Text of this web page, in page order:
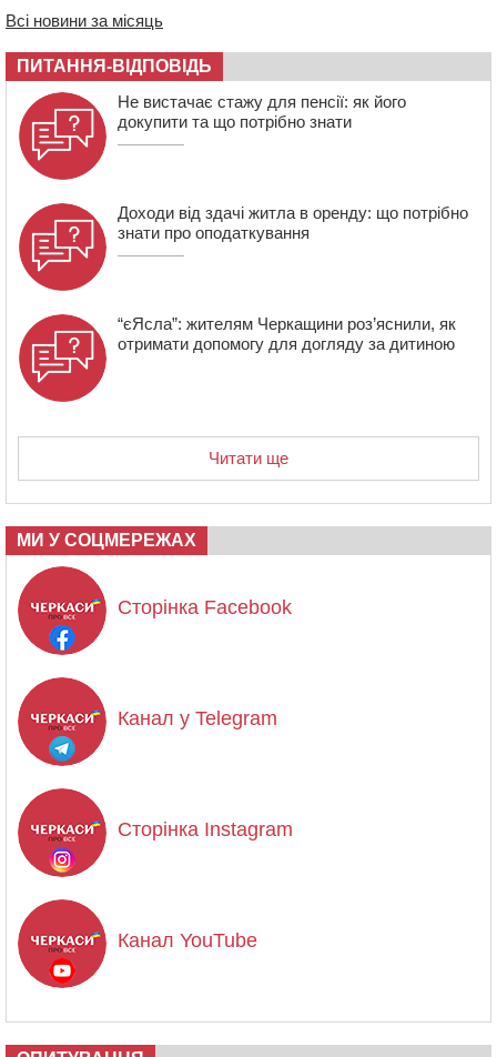
11:29 У Черкасах до середини серпня обмежать рух
транспорту на трьох вулицях
Всі новини за місяць
ПИТАННЯ-ВІДПОВІДЬ
Не вистачає стажу для пенсії: як його
докупити та що потрібно знати
Доходи від здачі житла в оренду: що потрібно
знати про оподаткування
“єЯсла”: жителям Черкащини роз’яснили, як
отримати допомогу для догляду за дитиною
Читати ще
МИ У СОЦМЕРЕЖАХ
Сторінка Facebook
Канал у Telegram
Сторінка Instagram
Канал YouTube